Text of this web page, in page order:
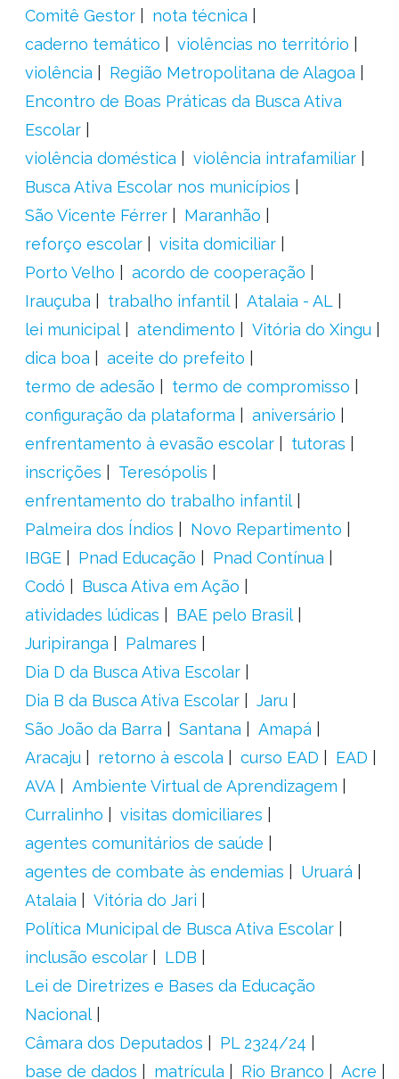
Comitê Gestor
nota técnica
caderno temático
violências no território
violência
Região Metropolitana de Alagoa
Encontro de Boas Práticas da Busca Ativa
Escolar
violência doméstica
violência intrafamiliar
Busca Ativa Escolar nos municípios
São Vicente Férrer
Maranhão
reforço escolar
visita domiciliar
Porto Velho
acordo de cooperação
Irauçuba
trabalho infantil
Atalaia - AL
lei municipal
atendimento
Vitória do Xingu
dica boa
aceite do prefeito
termo de adesão
termo de compromisso
configuração da plataforma
aniversário
enfrentamento à evasão escolar
tutoras
inscrições
Teresópolis
enfrentamento do trabalho infantil
Palmeira dos Índios
Novo Repartimento
IBGE
Pnad Educação
Pnad Contínua
Codó
Busca Ativa em Ação
atividades lúdicas
BAE pelo Brasil
Juripiranga
Palmares
Dia D da Busca Ativa Escolar
Dia B da Busca Ativa Escolar
Jaru
São João da Barra
Santana
Amapá
Aracaju
retorno à escola curso EAD
EAD
AVA
Ambiente Virtual de Aprendizagem
Curralinho
visitas domiciliares
agentes comunitários de saúde
agentes de combate às endemias
Uruará
Atalaia
Vitória do Jari
Política Municipal de Busca Ativa Escolar
inclusão escolar
LDB
Lei de Diretrizes e Bases da Educação
Nacional
Câmara dos Deputados
PL 2324/24
base de dados
matrícula Rio Branco Acre